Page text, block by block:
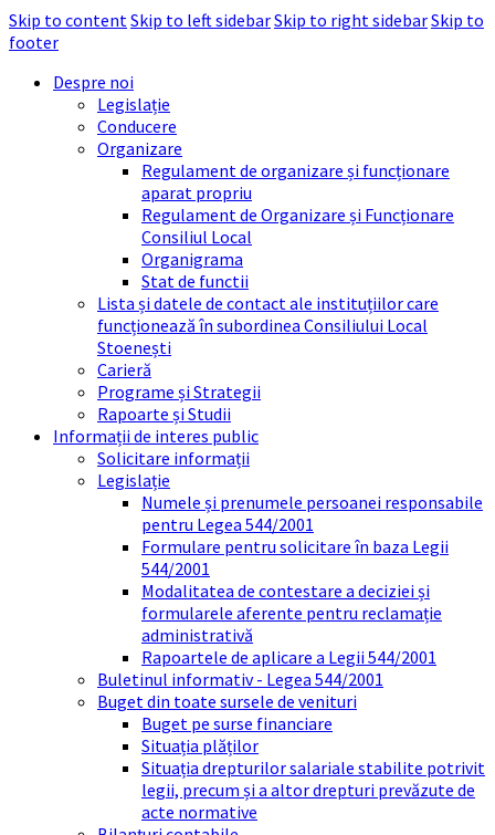
Skip to contentSkip to left sidebarSkip to right sidebarSkip to
footer
Despre noi
Legislație
Conducere
Organizare
Regulament de organizare și funcționare
aparat propriu
Regulament de Organizare și Funcționare
Consiliul Local
Organigrama
Stat de functii
Lista și datele de contact ale instituțiilor care
funcționează în subordinea Consiliului Local
Stoenești
Carieră
Programe și Strategii
Rapoarte și Studii
Informații de interes public
Solicitare informații
Legislație
Numele și prenumele persoanei responsabile
pentru Legea 544/2001
Formulare pentru solicitare în baza Legii
544/2001
Modalitatea de contestare a deciziei și
formularele aferente pentru reclamație
administrativă
Rapoartele de aplicare a Legii 544/2001
Buletinul informativ - Legea 544/2001
Buget din toate sursele de venituri
Buget pe surse financiare
Situația plăților
Situația drepturilor salariale stabilite potrivit
legii, precum și a altor drepturi prevăzute de
acte normative